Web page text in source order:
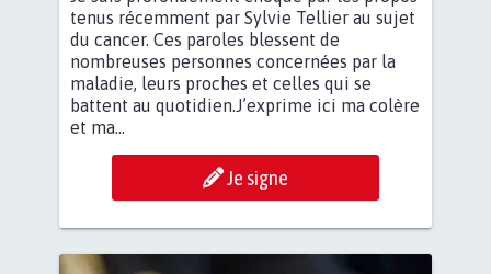
tenus récemment par Sylvie Tellier au sujet
du cancer. Ces paroles blessent de
nombreuses personnes concernées par la
maladie, leurs proches et celles qui se
battent au quotidien.J’exprime ici ma colère
et ma...
Je signe